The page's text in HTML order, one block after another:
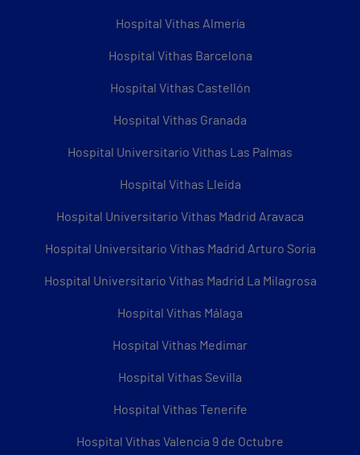
Hospital Vithas Almería
Hospital Vithas Barcelona
Hospital Vithas Castellón
Hospital Vithas Granada
Hospital Universitario Vithas Las Palmas
Hospital Vithas Lleida
Hospital Universitario Vithas Madrid Aravaca
Hospital Universitario Vithas Madrid Arturo Soria
Hospital Universitario Vithas Madrid La Milagrosa
Hospital Vithas Málaga
Hospital Vithas Medimar
Hospital Vithas Sevilla
Hospital Vithas Tenerife
Hospital Vithas Valencia 9 de Octubre